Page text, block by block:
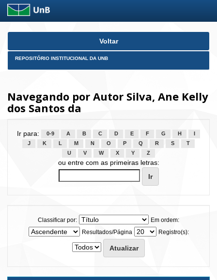
Skip
Voltar
REPOSITÓRIO INSTITUCIONAL DA UNB
Navegando por Autor Silva, Ane Kelly
dos Santos da
Ir para: 0-9 A B C D E F G H
J
K L M N O P Q R S
T
U
V W X Y Z
ou entre com as primeiras letras:
Classificar por:
Em ordem:
Resultados/Página
Registro(s):